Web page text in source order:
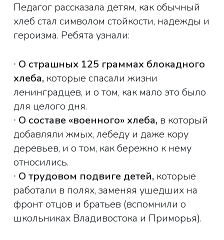
Педагог рассказала детям, как обычный
хлеб стал символом стойкости, надежды и
героизма. Ребята узнали:
∙ О страшных 125 граммах блокадного
хлеба, которые спасали жизни
ленинградцев, и о том, как мало это было
для целого дня.
∙ О составе «военного» хлеба, в который
добавляли жмых, лебеду и даже кору
деревьев, и о том, как бережно к нему
относились.
∙ О трудовом подвиге детей, которые
работали в полях, заменяя ушедших на
фронт отцов и братьев (вспомнили о
школьниках Владивостока и Приморья).